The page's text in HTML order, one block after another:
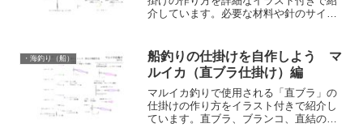
介しています。必要な材料や針のサイ
・海釣り（船）
船釣りの仕掛けを自作しよう マ
ルイカ（直ブラ仕掛け）編
マルイカ釣りで使用される「直ブラ」の
仕掛けの作り方をイラスト付きで紹介し
ています。直ブラ、ブランコ、直結の仕